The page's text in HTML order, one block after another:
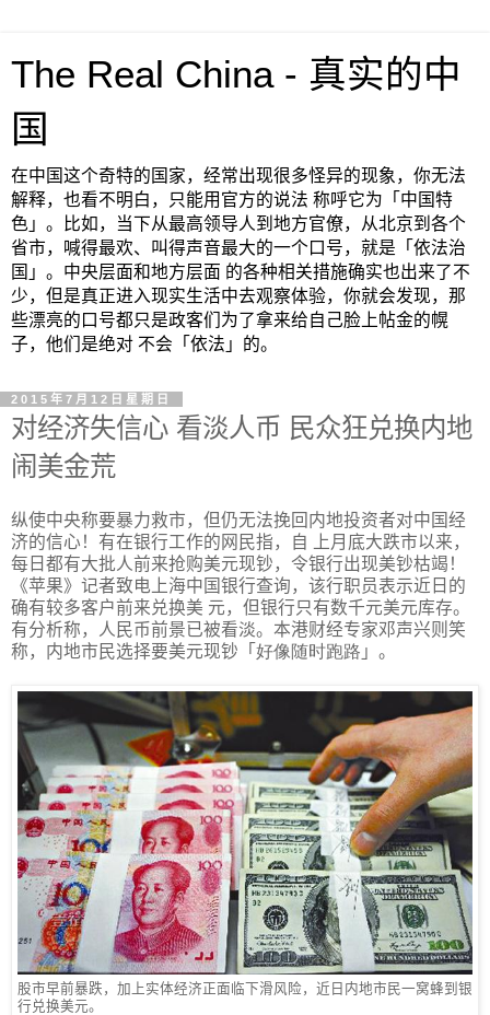
The Real China - 真实的中
国
在中国这个奇特的国家，经常出现很多怪异的现象，你无法
解释，也看不明白，只能用官方的说法 称呼它为「中国特
色」。比如，当下从最高领导人到地方官僚，从北京到各个
省市，喊得最欢、叫得声音最大的一个口号，就是「依法治
国」。中央层面和地方层面 的各种相关措施确实也出来了不
少，但是真正进入现实生活中去观察体验，你就会发现，那
些漂亮的口号都只是政客们为了拿来给自己脸上帖金的幌
子，他们是绝对 不会「依法」的。
2015年7月12日星期日
对经济失信心 看淡人币 民众狂兑换内地
闹美金荒
纵使中央称要暴力救市，但仍无法挽回内地投资者对中国经
济的信心！有在银行工作的网民指，自 上月底大跌市以来，
每日都有大批人前来抢购美元现钞，令银行出现美钞枯竭！
《苹果》记者致电上海中国银行查询，该行职员表示近日的
确有较多客户前来兑换美 元，但银行只有数千元美元库存。
有分析称，人民币前景已被看淡。本港财经专家邓声兴则笑
称，内地市民选择要美元现钞「 好像随时跑路 」。
股市早前暴跌，加上实体经济正面临下滑风险，近日内地市民一窝蜂到银
行兑换美元。